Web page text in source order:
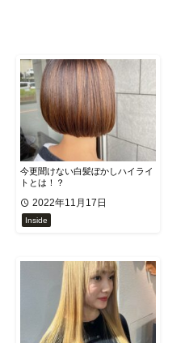
今更聞けない白髪ぼかしハイライ
トとは！？
2022年11月17日
Inside